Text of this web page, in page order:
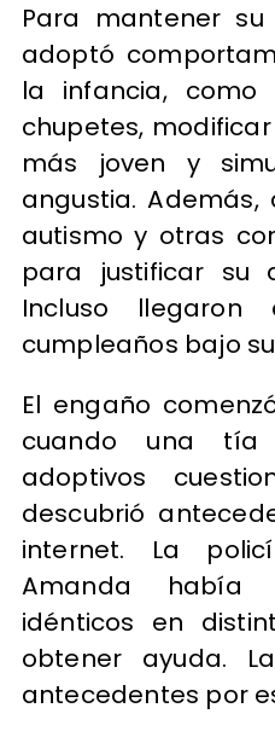
Para mantener su
adoptó
la infancia, como
chupetes,
más joven y
angustia.
autismo y otras
para justificar su
Incluso
cumpleaños bajo
El engaño
cuando una
adoptivos
descubrió
internet. La
Amanda había
idénticos en
obtener ayuda.
antecedentes por